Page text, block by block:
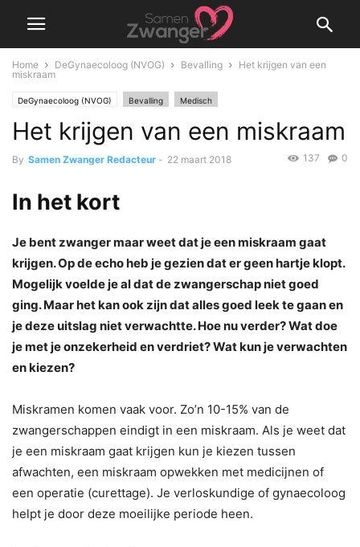
Home DeGynaecoloog (NVOG) Bevalling
Het krijgen van een
miskraam
DeGynaecoloog (NVOG) Bevalling Medisch
Het krijgen van een miskraam
By Samen Zwanger Redacteur - 22 maart 2018 0
137
In het kort
Je bent zwanger maar weet dat je een miskraam gaat
krijgen. Op de echo heb je gezien dat er geen hartje klopt.
Mogelijk voelde je al dat de zwangerschap niet goed
ging. Maar het kan ook zijn dat alles goed leek te gaan en
je deze uitslag niet verwachtte. Hoe nu verder? Wat doe
je met je onzekerheid en verdriet? Wat kun je verwachten
en kiezen?
Miskramen komen vaak voor. Zo’n 10-15% van de
zwangerschappen eindigt in een miskraam. Als je weet dat
je een miskraam gaat krijgen kun je kiezen tussen
afwachten, een miskraam opwekken met medicijnen of
een operatie (curettage). Je verloskundige of gynaecoloog
helpt je door deze moeilijke periode heen.